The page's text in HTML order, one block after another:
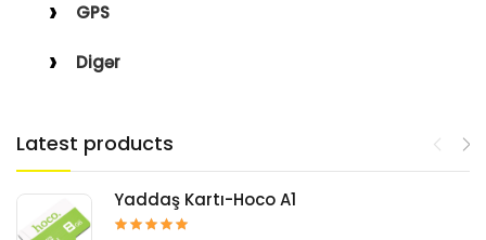
GPS
Digər
Latest products
Yaddaş Kartı-Hoco A1